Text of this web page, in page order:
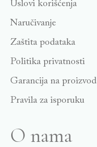
Uslovi korišćenja
Naručivanje
Zaštita podataka
Politika privatnosti
Garancija na proizvod
Pravila za isporuku
O nama